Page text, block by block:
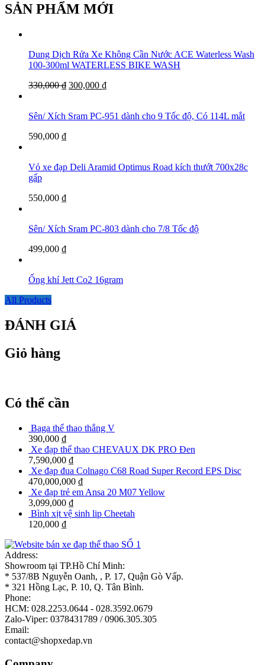
SẢN PHẨM MỚI
Dung Dịch Rửa Xe Không Cần Nước ACE Waterless Wash
100-300ml WATERLESS BIKE WASH
330,000₫ 300,000 ₫
Sên/ Xích Sram PC-951 dành cho 9 Tốc độ, Có 114L mắt
590,000 ₫
Vỏ xe đạp Deli Aramid Optimus Road kích thướt 700x28c
gấp
550,000 ₫
Sên/ Xích Sram PC-803 dành cho 7/8 Tốc độ
499,000 ₫
Ống khí Jett Co2 16gram
All Products
ĐÁNH GIÁ
Giỏ hàng
Có thể cần
Baga thể thao thắng V
390,000 ₫
Xe đạp thể thao CHEVAUX DK PRO Đen
7,590,000 ₫
Xe đạp đua Colnago C68 Road Super Record EPS Disc
470,000,000 ₫
Xe đạp trẻ em Ansa 20 M07 Yellow
3,099,000 ₫
Bình xịt vệ sinh lip Cheetah
120,000 ₫
Address:
Showroom tại TP.Hồ Chí Minh:
* 537/8B Nguyễn Oanh, , P. 17, Quận Gò Vấp.
* 321 Hồng Lạc, P. 10, Q. Tân Bình.
Phone:
HCM: 028.2253.0644 - 028.3592.0679
Zalo-Viper: 0378431789 / 0906.305.305
Email:
contact@shopxedap.vn